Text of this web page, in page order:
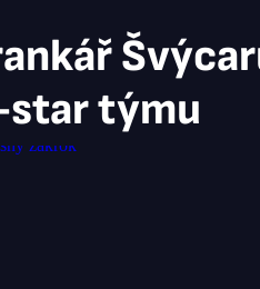
star týmu